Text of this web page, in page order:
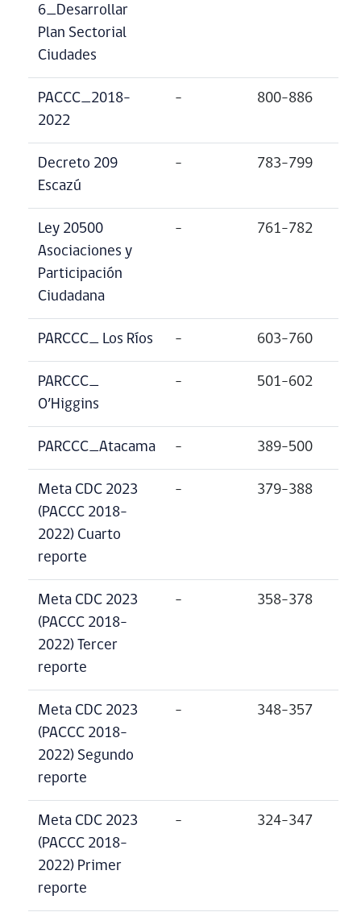
6_Desarrollar
Plan Sectorial
Ciudades
PACCC_2018-
2022
– 800-886
Decreto 209
Escazú
– 783-799
Ley 20500
Asociaciones y
Participación
Ciudadana
– 761-782
PARCCC_ Los Ríos – 603-760
PARCCC_
O’Higgins
– 501-602
PARCCC_Atacama – 389-500
Meta CDC 2023
(PACCC 2018-
2022) Cuarto
reporte
– 379-388
Meta CDC 2023
(PACCC 2018-
2022) Tercer
reporte
– 358-378
Meta CDC 2023
(PACCC 2018-
2022) Segundo
reporte
– 348-357
Meta CDC 2023
(PACCC 2018-
2022) Primer
reporte
– 324-347